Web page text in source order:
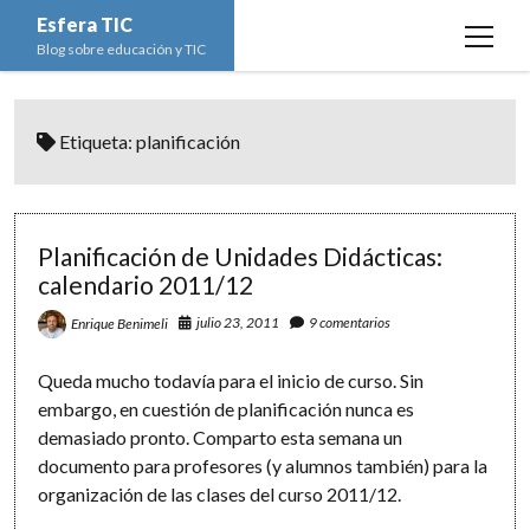
Esfera TIC
Blog sobre educación y TIC
open
Educación y TIC open
Escuela de padres
Espacios
Formación
Innovación
Lectura
menu
Ciencias Naturales
Ed. Plástica y Visual
Geografía e Historia
Historia del Arte
Lengua
Música
Informática
open
menu
Imagen digital
Ofimática open
Bases de datos
Hoja de cálculo
Programación
Redes de ordenadores
Redes sociales
Sistemas Operativos
Matemáticas open
Estadística
Geometría
twitter
Etiqueta:planificación
Planificación de Unidades Didácticas:
calendario 2011/12
Enrique Benimeli julio 23, 2011 9 comentarios
Queda mucho todavía para el inicio de curso. Sin
embargo, en cuestión de planificación nunca es
demasiado pronto. Comparto esta semana un
documento para profesores (y alumnos también) para la
organización de las clases del curso 2011/12.